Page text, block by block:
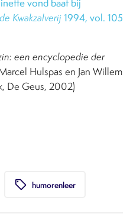
vond baat bij
Kwakzalverij1994, vol. 105
een encyclopedie der
Hulspas en Jan Willem
De Geus, 2002)
local_offer humorenleer